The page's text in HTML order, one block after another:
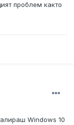
проблем както
Windows 10